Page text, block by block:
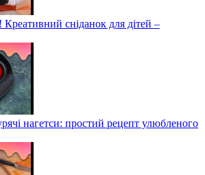
Креативний сніданок для дітей –
нагетси: простий рецепт улюбленого